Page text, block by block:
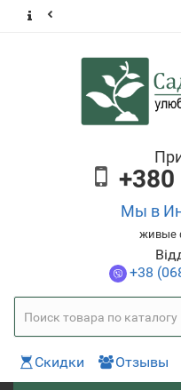
+380
Мы в
живые
+38
Скидки Отзывы